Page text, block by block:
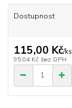
Dostupnost
115,00 Kč/ks
95,04 Kč bez DPH